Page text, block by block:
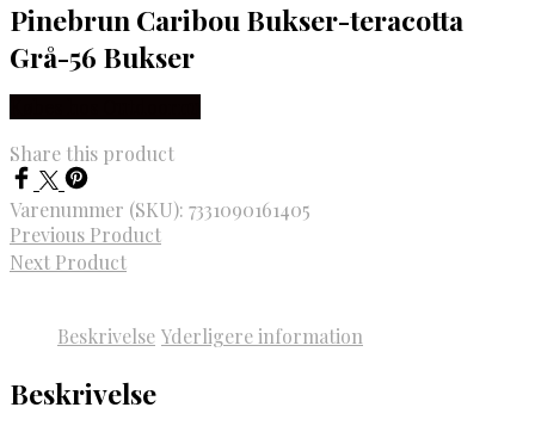
Pinebrun Caribou Bukser-teracotta
Grå-56 Bukser
Share this product
Varenummer (SKU): 7331090161405
Previous Product
Next Product
Beskrivelse Yderligere information
Beskrivelse